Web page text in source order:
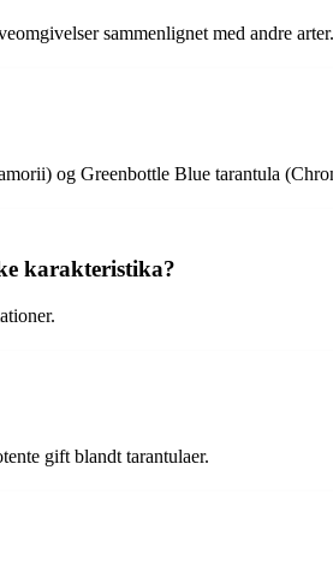
sammenlignet med andre arter.
og Greenbottle Blue tarantula
karakteristika?
gift blandt tarantulaer.